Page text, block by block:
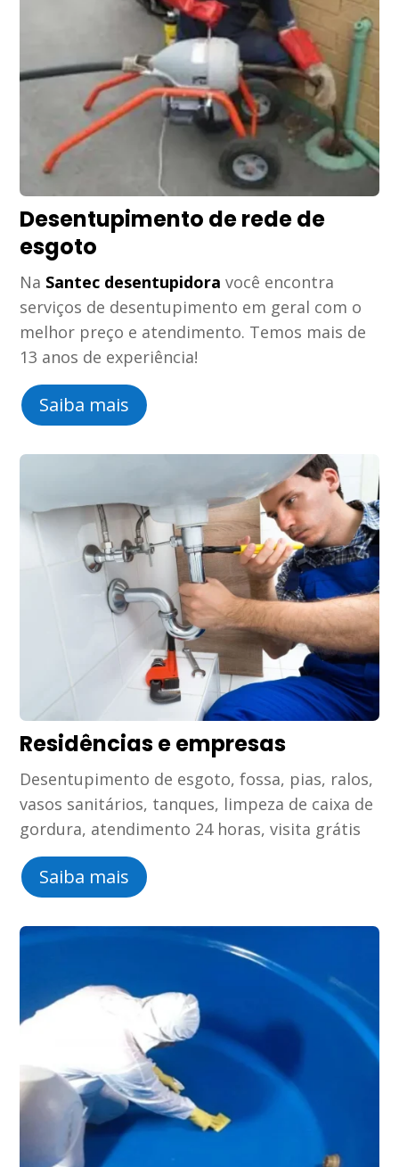
Desentupimento de rede de
esgoto
Na Santec desentupidora você encontra
serviços de desentupimento em geral com o
melhor preço e atendimento. Temos mais de
13 anos de experiência!
Saiba mais
Residências e empresas
Desentupimento de esgoto, fossa, pias, ralos,
vasos sanitários, tanques, limpeza de caixa de
gordura, atendimento 24 horas, visita grátis
Saiba mais